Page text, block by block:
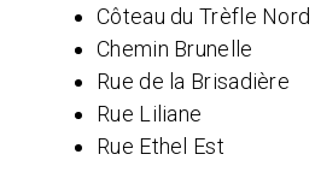
Côteau du Trèfle Nord
Chemin Brunelle
Rue de la Brisadière
Rue Liliane
Rue Ethel Est